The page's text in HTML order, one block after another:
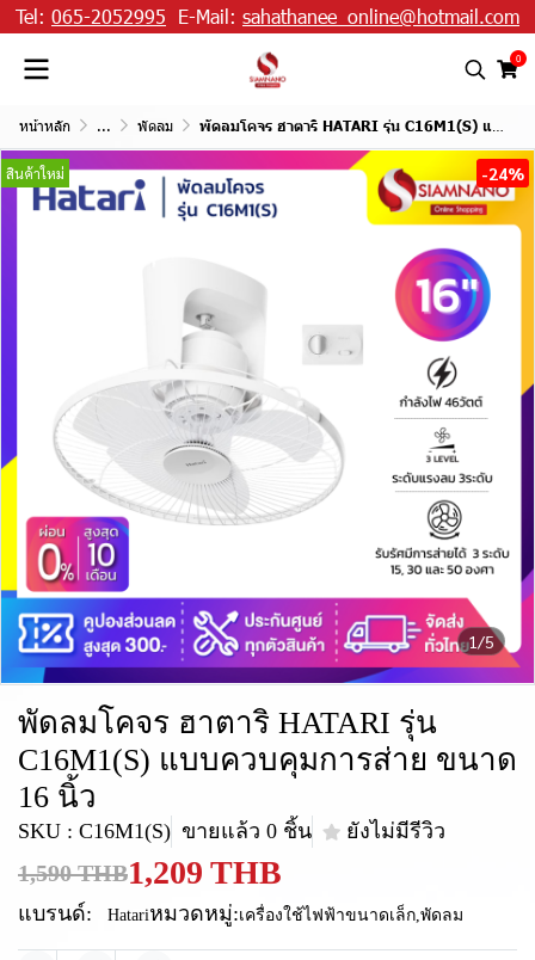
Tel: 065-2052995 E-Mail: sahathanee_online@hotmail.com
0
หน้าหลัก ... พัดลม พัดลมโคจร ฮาตาริ HATARI รุ่น C16M1(S) แบบควบคุมการส่าย ขนาด 16 นิ้ว
1/5
สินค้าใหม่ -24%
พัดลมโคจร ฮาตาริ HATARI รุ่น
C16M1(S) แบบควบคุมการส่าย ขนาด
16 นิ้ว
SKU : C16M1(S) ขายแล้ว 0 ชิ้น ยังไม่มีรีวิว
1,590 THB1,209 THB
แบรนด์: Hatariหมวดหมู่:เครื่องใช้ไฟฟ้าขนาดเล็ก,พัดลม